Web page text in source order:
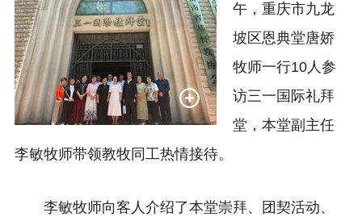
午，重庆市九龙
坡区恩典堂唐娇
牧师一行10人参
访三一国际礼拜
堂，本堂副主任
李敏牧师带领教牧同工热情接待。
李敏牧师向客人介绍了本堂崇拜、团契活动、